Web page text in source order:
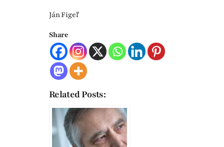
Ján Figeľ
Share
Related Posts: